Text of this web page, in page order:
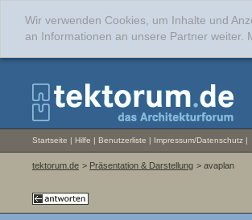
Wir verwenden Cookies, um Inhalte und
an Informationen an unsere Partner weiter.
Startseite | Hilfe | Benutzerliste | Impressum/Datenschutz |
tektorum.de > Präsentation & Darstellung > avaplan